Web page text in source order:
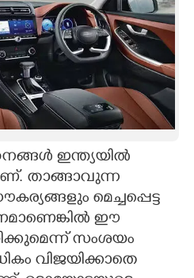
ഇന്ത്യയിൽ
താങ്ങാവുന്ന
മെച്ചപ്പെട്ട
ഈ
സംശയം
വിജയിക്കാതെ